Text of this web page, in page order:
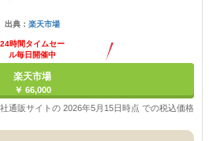
出典： 楽天市場
24時間タイムセー
ル毎日開催中
楽天市場
￥ 66,000
通販サイトの 2026年5月15日時点 での税込価格